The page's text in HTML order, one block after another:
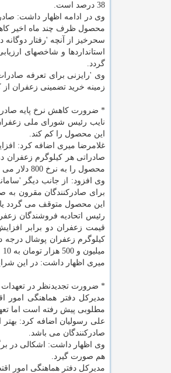
38 درصد است.
وی در ادامه اظهار داشت:
محصول ظرف چند ماه اخیر
سحرخیز از آنچه 'رفتار دوگانه
استانداردها و شاخصهای
گردد.
وی 'رایزنی برای تعرفه
زمینه خرید تضمینی زعفران
* ضرورت كاهش نرخ پایه
نایب رئیس شورای ملی
این محصول را كم كند.
غلامرضا میری اضافه كرد:
محصول را به نرخ 800 دلار می فروشد.
برای صادركنندگان مقرون
این محصول متوقف می گردد
میلیون و 500 هزار تومان به 10 میلیون تومان رسیده است.
میری اظهار داشت: در این
* ضرورت تجدیدنظر در
مدیركل دفتر هماهنگی امور
مطلوبی پیش رفته است اما
علی رسولیان اضافه كرد: بهتر
صادركنندگان می باشد.
وی اظهار داشت: اشكالی در
هم صورت گیرد.
مدیركل دفتر هماهنگی امور